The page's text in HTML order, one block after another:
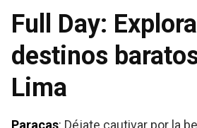
Full Day:
destinos
Lima
Paracas: Déjate cautivar por la